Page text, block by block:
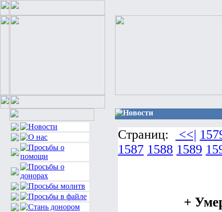
Новости
Страниц: <<|
1587 1588 1589
+